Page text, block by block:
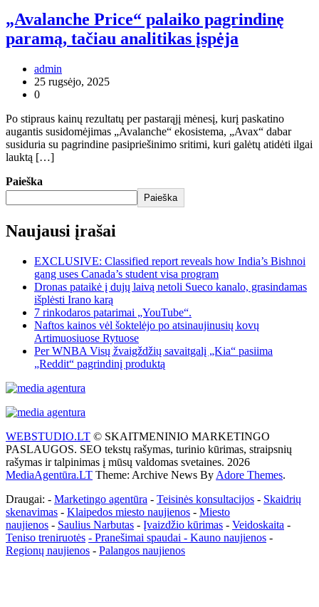
„Avalanche Price“ palaiko pagrindinę
paramą, tačiau analitikas įspėja
admin
25 rugsėjo, 2025
0
Po stipraus kainų rezultatų per pastarąjį mėnesį, kurį paskatino
augantis susidomėjimas „Avalanche“ ekosistema, „Avax“ dabar
susiduria su pagrindine pasipriešinimo sritimi, kuri galėtų atidėti ilgai
lauktą […]
Paieška
Paieška
Naujausi įrašai
EXCLUSIVE: Classified report reveals how India’s Bishnoi
gang uses Canada’s student visa program
Dronas pataikė į dujų laivą netoli Sueco kanalo, grasindamas
išplėsti Irano karą
7 rinkodaros patarimai „YouTube“.
Naftos kainos vėl šoktelėjo po atsinaujinusių kovų
Artimuosiuose Rytuose
Per WNBA Visų žvaigždžių savaitgalį „Kia“ pasiima
„Reddit“ pagrindinį produktą
WEBSTUDIO.LT © SKAITMENINIO MARKETINGO
PASLAUGOS. SEO tekstų rašymas, turinio kūrimas, straipsnių
rašymas ir talpinimas į mūsų valdomas svetaines. 2026
MediaAgentūra.LT Theme: Archive News By Adore Themes.
Draugai: - Marketingo agentūra - Teisinės konsultacijos - Skaidrių
skenavimas - Klaipedos miesto naujienos - Miesto
naujienos - Saulius Narbutas - Įvaizdžio kūrimas - Veidoskaita -
Teniso treniruotės - Pranešimai spaudai - Kauno naujienos -
Regionų naujienos - Palangos naujienos